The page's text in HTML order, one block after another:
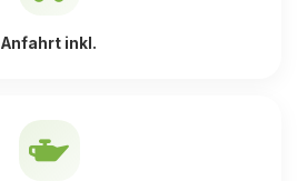
Anfahrt inkl.